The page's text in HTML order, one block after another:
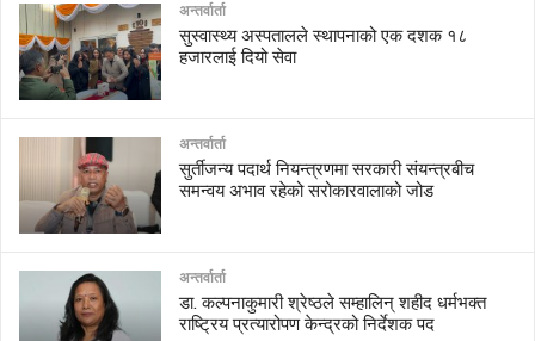
अन्तर्वार्ता
सुस्वास्थ्य अस्पतालले स्थापनाको एक दशक १८
हजारलाई दियो सेवा
अन्तर्वार्ता
सुर्तीजन्य पदार्थ नियन्त्रणमा सरकारी संयन्त्रबीच
समन्वय अभाव रहेको सरोकारवालाको जोड
अन्तर्वार्ता
डा. कल्पनाकुमारी श्रेष्ठले सम्हालिन् शहीद धर्मभक्त
राष्ट्रिय प्रत्यारोपण केन्द्रको निर्देशक पद